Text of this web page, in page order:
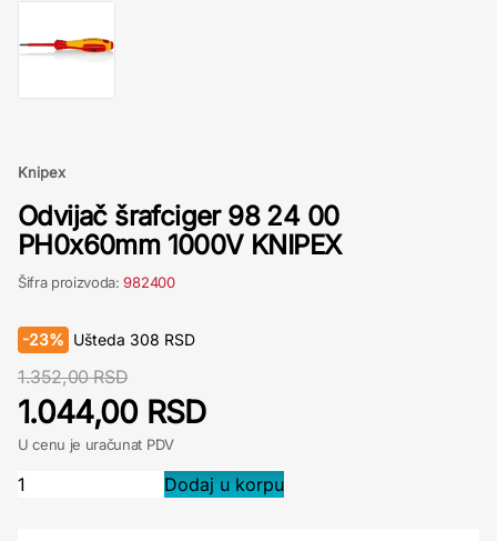
Knipex
Odvijač šrafciger 98 24 00
PH0x60mm 1000V KNIPEX
Šifra proizvoda:982400
-23% Ušteda 308 RSD
1.352,00 RSD
1.044,00 RSD
U cenu je uračunat PDV